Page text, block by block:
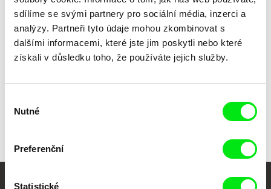
sdílíme se svými partnery pro sociální média, inzerci a
analýzy. Partneři tyto údaje mohou zkombinovat s
dalšími informacemi, které jste jim poskytli nebo které
získali v důsledku toho, že používáte jejich služby.
souhlasu
Nutné
Preferenční
Statistické